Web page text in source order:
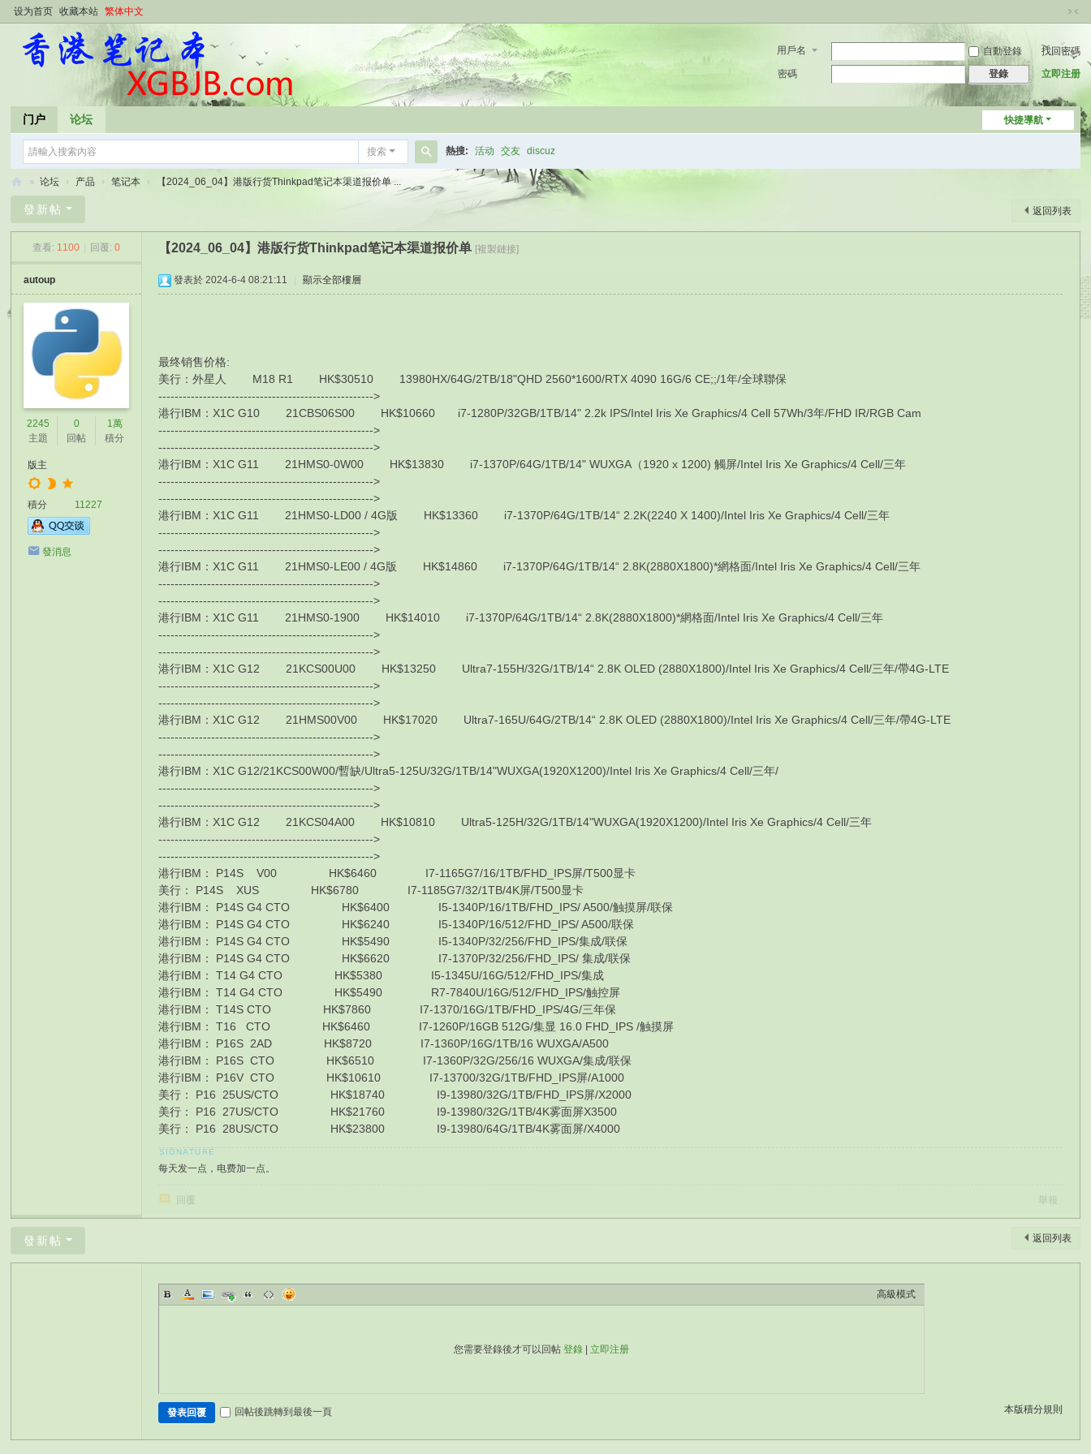
设为首页 收藏本站 繁体中文
切
到
窄
用戶名 自動登錄
找回密碼
密碼
登錄 立即注册
快捷導航
门户 论坛
搜索
搜
索
熱搜: 活动 交友 discuz
港
记
» 论坛 › 产品 › 笔记本 › 【2024_06_04】港版行货Thinkpad笔记本渠道报价单 ...
返回列表
發新帖
查看: 1100 回覆: 0 【2024_06_04】港版行货Thinkpad笔记本渠道报价单 [複製鏈接]
autoup
2245
主題
0
回帖
1萬
積分
版主
積分 11227
發消息
發表於 2024-6-4 08:21:11 顯示全部樓層
最终销售价格:
美行： 外星人 M18 R1 HK$30510 13980HX/64G/2TB/18"QHD 2560*1600/RTX 4090 16G/6 CE;;/1年/全球聯保
----------------------------------------------------->
港行IBM：X1C G10 21CBS06S00 HK$10660 i7-1280P/32GB/1TB/14" 2.2k IPS/Intel Iris Xe Graphics/4 Cell 57Wh/3年/FHD IR/RGB Cam
----------------------------------------------------->
----------------------------------------------------->
港行IBM：X1C G11 21HMS0-0W00 HK$13830 i7-1370P/64G/1TB/14" WUXGA（1920 x 1200) 觸屏/Intel Iris Xe Graphics/4 Cell/三年
----------------------------------------------------->
----------------------------------------------------->
港行IBM：X1C G11 21HMS0-LD00 / 4G版 HK$13360 i7-1370P/64G/1TB/14“ 2.2K(2240 X 1400)/Intel Iris Xe Graphics/4 Cell/三年
----------------------------------------------------->
----------------------------------------------------->
港行IBM：X1C G11 21HMS0-LE00 / 4G版 HK$14860 i7-1370P/64G/1TB/14“ 2.8K(2880X1800)*網格面/Intel Iris Xe Graphics/4 Cell/三年
----------------------------------------------------->
----------------------------------------------------->
港行IBM：X1C G11 21HMS0-1900 HK$14010 i7-1370P/64G/1TB/14“ 2.8K(2880X1800)*網格面/Intel Iris Xe Graphics/4 Cell/三年
----------------------------------------------------->
----------------------------------------------------->
港行IBM：X1C G12 21KCS00U00 HK$13250 Ultra7-155H/32G/1TB/14“ 2.8K OLED (2880X1800)/Intel Iris Xe Graphics/4 Cell/三年/帶4G-LTE
----------------------------------------------------->
----------------------------------------------------->
港行IBM：X1C G12 21HMS00V00 HK$17020 Ultra7-165U/64G/2TB/14“ 2.8K OLED (2880X1800)/Intel Iris Xe Graphics/4 Cell/三年/帶4G-LTE
----------------------------------------------------->
----------------------------------------------------->
港行IBM：X1C G12/21KCS00W00/暫缺/Ultra5-125U/32G/1TB/14"WUXGA(1920X1200)/Intel Iris Xe Graphics/4 Cell/三年/
----------------------------------------------------->
----------------------------------------------------->
港行IBM：X1C G12 21KCS04A00 HK$10810 Ultra5-125H/32G/1TB/14"WUXGA(1920X1200)/Intel Iris Xe Graphics/4 Cell/三年
----------------------------------------------------->
----------------------------------------------------->
港行IBM： P14S V00 HK$6460 I7-1165G7/16/1TB/FHD_IPS屏/T500显卡
美行： P14S XUS HK$6780 I7-1185G7/32/1TB/4K屏/T500显卡
港行IBM： P14S G4 CTO HK$6400 I5-1340P/16/1TB/FHD_IPS/ A500/触摸屏/联保
港行IBM： P14S G4 CTO HK$6240 I5-1340P/16/512/FHD_IPS/ A500/联保
港行IBM： P14S G4 CTO HK$5490 I5-1340P/32/256/FHD_IPS/集成/联保
港行IBM： P14S G4 CTO HK$6620 I7-1370P/32/256/FHD_IPS/ 集成/联保
港行IBM： T14 G4 CTO HK$5380 I5-1345U/16G/512/FHD_IPS/集成
港行IBM： T14 G4 CTO HK$5490 R7-7840U/16G/512/FHD_IPS/触控屏
港行IBM： T14S CTO HK$7860 I7-1370/16G/1TB/FHD_IPS/4G/三年保
港行IBM： T16 CTO HK$6460 I7-1260P/16GB 512G/集显 16.0 FHD_IPS /触摸屏
港行IBM： P16S 2AD HK$8720 I7-1360P/16G/1TB/16 WUXGA/A500
港行IBM： P16S CTO HK$6510 I7-1360P/32G/256/16 WUXGA/集成/联保
港行IBM： P16V CTO HK$10610 I7-13700/32G/1TB/FHD_IPS屏/A1000
美行： P16 25US/CTO HK$18740 I9-13980/32G/1TB/FHD_IPS屏/X2000
美行： P16 27US/CTO HK$21760 I9-13980/32G/1TB/4K雾面屏X3500
美行： P16 28US/CTO HK$23800 I9-13980/64G/1TB/4K雾面屏/X4000
每天发一点，电费加一点。
回覆 舉報
返回列表
發新帖
高級模式
您需要登錄後才可以回帖登錄 立即注册
本版積分規則
發表回覆 回帖後跳轉到最後一頁